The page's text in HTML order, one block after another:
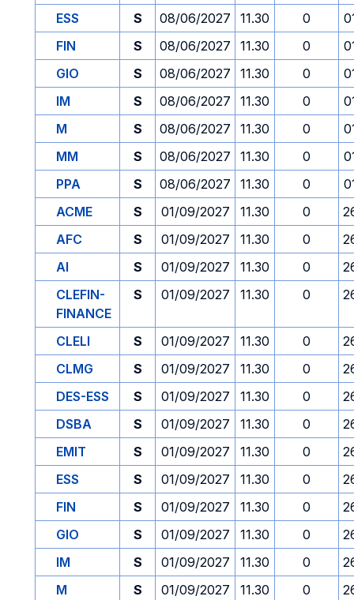
ESS
S 08/06/2027 11.30 0
FIN
S 08/06/2027 11.30 0
GIO
S 08/06/2027 11.30 0
IM
S 08/06/2027 11.30 0
M
S 08/06/2027 11.30 0
MM
S 08/06/2027 11.30 0
PPA
S 08/06/2027 11.30 0
ACME
S 01/09/2027 11.30 0
AFC
S 01/09/2027 11.30 0
AI
S 01/09/2027 11.30 0
CLEFIN-
FINANCE
S 01/09/2027 11.30 0
CLELI S 01/09/2027 11.30 0
CLMG
S 01/09/2027 11.30 0
DES-ESS
S 01/09/2027 11.30 0
DSBA
S 01/09/2027 11.30 0
EMIT
S 01/09/2027 11.30 0
ESS
S 01/09/2027 11.30 0
FIN
S 01/09/2027 11.30 0
GIO
S 01/09/2027 11.30 0
IM
S 01/09/2027 11.30 0
M
S 01/09/2027 11.30 0